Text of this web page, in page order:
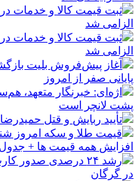
الزامی شد
الزامی شد
آغاز پیش‌فروش بلیت
پایانی صفر از امروز
اژه‌ای: خبرنگار متعهد،
پشت لانچر است
تأیید ربایش و قتل
افزایش همه قیمت ها +
رشد ۲۴ درصدی صدور
در گرگان